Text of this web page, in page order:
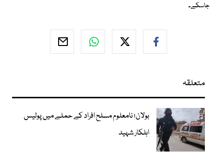
جاسکے۔
متعلقہ
بولان؛ نامعلوم مسلح افراد کے حملے میں پولیس
اہلکار شہید